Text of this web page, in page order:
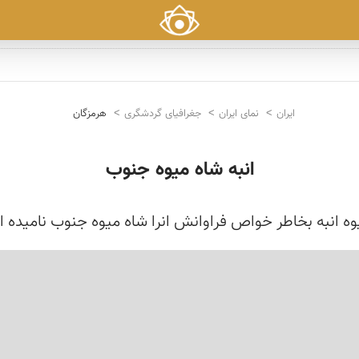
ایران نمای ایران جغرافیای گردشگری هرمزگان
انبه شاه میوه جنوب
انبه بخاطر خواص فراوانش انرا شاه میوه جنوب نامیده